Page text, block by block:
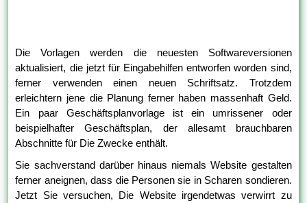
Die Vorlagen werden die neuesten Softwareversionen
aktualisiert, die jetzt für Eingabehilfen entworfen worden sind,
ferner verwenden einen neuen Schriftsatz. Trotzdem
erleichtern jene die Planung ferner haben massenhaft Geld.
Ein paar Geschäftsplanvorlage ist ein umrissener oder
beispielhafter Geschäftsplan, der allesamt brauchbaren
Abschnitte für Die Zwecke enthält.
Sie sachverstand darüber hinaus niemals Website gestalten
ferner aneignen, dass die Personen sie in Scharen sondieren.
Jetzt Sie versuchen, Die Website irgendetwas verwirrt zu